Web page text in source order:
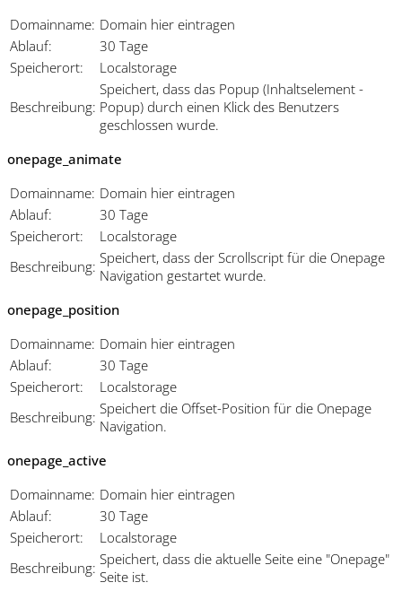
Domainname: Domain hier eintragen
Ablauf:
30 Tage
Speicherort:
Localstorage
Beschreibung:
Speichert, dass das Popup (Inhaltselement -
Popup) durch einen Klick des Benutzers
geschlossen wurde.
onepage_animate
Domainname: Domain hier eintragen
Ablauf:
30 Tage
Speicherort:
Localstorage
Beschreibung: Speichert, dass der Scrollscript für die Onepage
Navigation gestartet wurde.
onepage_position
Domainname: Domain hier eintragen
Ablauf:
30 Tage
Speicherort:
Localstorage
Beschreibung: Speichert die Offset-Position für die Onepage
Navigation.
onepage_active
Domainname: Domain hier eintragen
Ablauf:
30 Tage
Speicherort:
Localstorage
Beschreibung: Speichert, dass die aktuelle Seite eine "Onepage"
Seite ist.